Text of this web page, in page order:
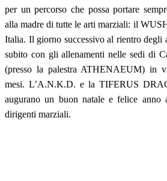
per un percorso che possa portare
alla madre di tutte le arti marziali: il
Italia. Il giorno successivo al rientro degli
subito con gli allenamenti nelle sedi di
(presso la palestra ATHENAEUM) in
mesi. L’A.N.K.D. e la TIFERUS
augurano un buon natale e felice
dirigenti marziali.